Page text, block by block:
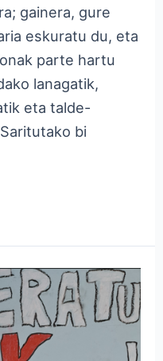
gainera, gure
eskuratu du, eta
parte hartu
lanagatik,
eta talde-
bi